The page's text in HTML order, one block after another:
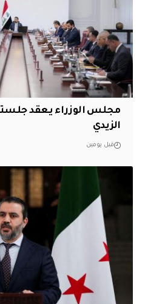
مجلس الوزراء يعقد جلسته
الزيدي
قبل يومين